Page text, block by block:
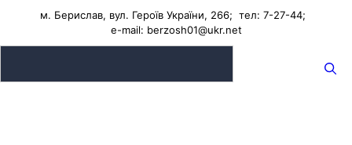
вмісту
м. Берислав, вул. Героїв України, 266; тел: 7-27-44;
e-mail: berzosh01@ukr.net